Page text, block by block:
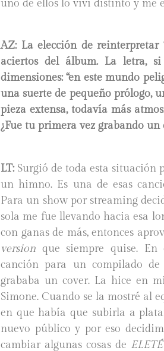
uno de ellos lo viví distinto y me
AZ: La elección de reinterpretar
aciertos del álbum. La letra,
dimensiones: “en este mundo
una suerte de pequeño prólogo,
pieza extensa, todavía más
¿Fue tu primera vez grabando un
LT:Surgió de toda esta situación
un himno. Es una de esas
Para un show por streaming
sola me fue llevando hacia esa
con ganas de más, entonces
version que siempre quise. En
canción para un compilado
grababa un cover. La hice en
Simone. Cuando se la mostré al
en que había que subirla a
nuevo público y por eso
cambiar algunas cosas de ELETÉ